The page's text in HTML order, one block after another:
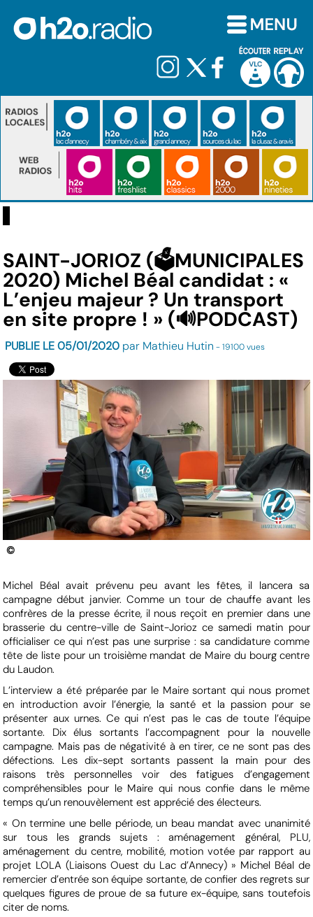
SAINT-JORIOZ (🗳️MUNICIPALES
2020) Michel Béal candidat : «
L’enjeu majeur ? Un transport
en site propre ! » (🔊PODCAST)
PUBLIE LE 05/01/2020 par Mathieu Hutin - 19100 vues
©
Michel Béal avait prévenu peu avant les fêtes, il lancera sa
campagne début janvier. Comme un tour de chauffe avant les
confrères de la presse écrite, il nous reçoit en premier dans une
brasserie du centre-ville de Saint-Jorioz ce samedi matin pour
officialiser ce qui n’est pas une surprise : sa candidature comme
tête de liste pour un troisième mandat de Maire du bourg centre
du Laudon.
L’interview a été préparée par le Maire sortant qui nous promet
en introduction avoir l’énergie, la santé et la passion pour se
présenter aux urnes. Ce qui n’est pas le cas de toute l’équipe
sortante. Dix élus sortants l’accompagnent pour la nouvelle
campagne. Mais pas de négativité à en tirer, ce ne sont pas des
défections. Les dix-sept sortants passent la main pour des
raisons très personnelles voir des fatigues d’engagement
compréhensibles pour le Maire qui nous confie dans le même
temps qu’un renouvèlement est apprécié des électeurs.
« On termine une belle période, un beau mandat avec unanimité
sur tous les grands sujets : aménagement général, PLU,
aménagement du centre, mobilité, motion votée par rapport au
projet LOLA (Liaisons Ouest du Lac d’Annecy) » Michel Béal de
remercier d’entrée son équipe sortante, de confier des regrets sur
quelques figures de proue de sa future ex-équipe, sans toutefois
citer de noms.